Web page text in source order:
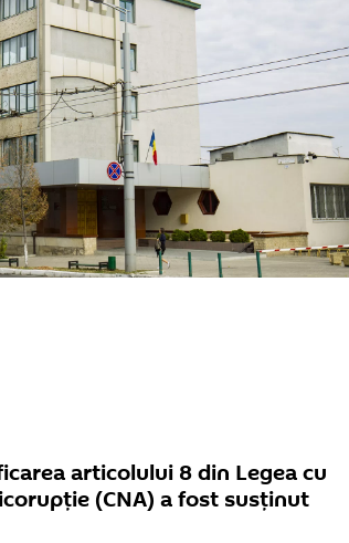
articolului 8 din Legea cu
(CNA) a fost susținut